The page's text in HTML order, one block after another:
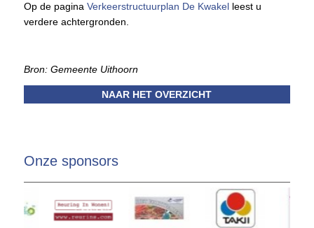
Op de pagina Verkeerstructuurplan De Kwakelleest u
verdere achtergronden.
Bron: Gemeente Uithoorn
NAAR HET OVERZICHT
Onze sponsors